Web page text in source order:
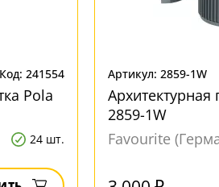
Код: 241554
Pola
24 шт.
Артикул: 2859-1W
Архитектурная
2859-1W
Favourite